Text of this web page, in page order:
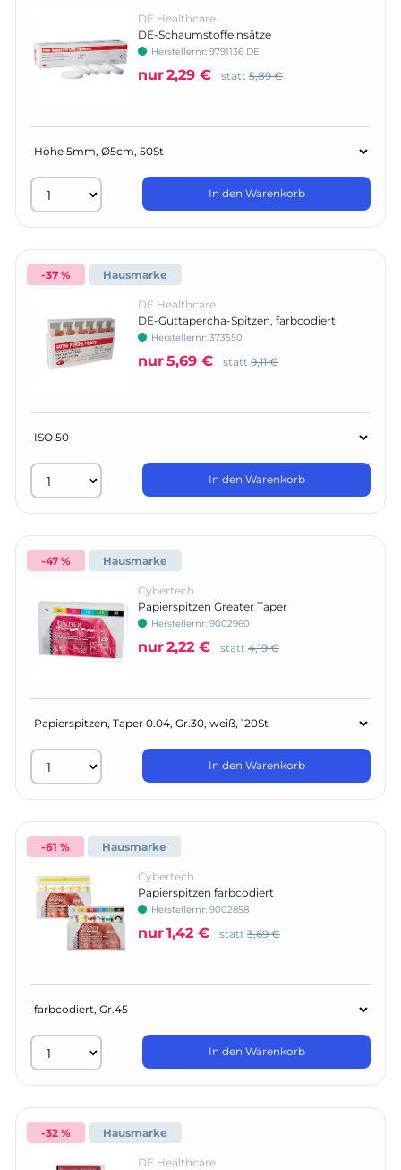
DE Healthcare
DE-Schaumstoffeinsätze
Herstellernr: 9791136 DE
nur2,29 € statt 5,89 €
In den Warenkorb
-37 % Hausmarke
DE Healthcare
DE-Guttapercha-Spitzen, farbcodiert
Herstellernr: 373550
nur5,69 € statt 9,11 €
In den Warenkorb
-47 % Hausmarke
Cybertech
Papierspitzen Greater Taper
Herstellernr: 9002960
nur2,22 € statt 4,19 €
In den Warenkorb
-61 % Hausmarke
Cybertech
Papierspitzen farbcodiert
Herstellernr: 9002858
nur1,42 € statt 3,69 €
In den Warenkorb
-32 % Hausmarke
DE Healthcare